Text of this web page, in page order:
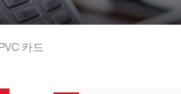
카드